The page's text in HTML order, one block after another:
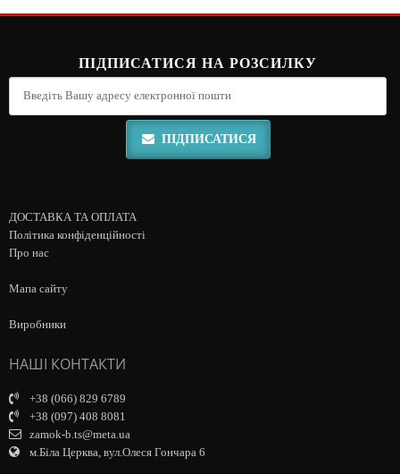
ПІДПИСАТИСЯ НА РОЗСИЛКУ
ПІДПИСАТИСЯ
ДОСТАВКА ТА ОПЛАТА
Політика конфіденційності
Про нас
Мапа сайту
Виробники
НАШІ КОНТАКТИ
+38 (066) 829 6789
+38 (097) 408 8081
zamok-b.ts@meta.ua
м.Біла Церква, вул.Олеся Гончара 6